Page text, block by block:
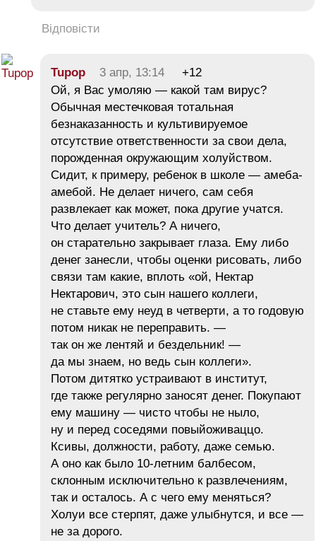
Відповісти
Tupop 3 апр, 13:14
+12
Ой, я Вас умоляю — какой там вирус?
Обычная местечковая тотальная
безнаказанность и культивируемое
отсутствие ответственности за свои дела,
порожденная окружающим холуйством.
Сидит, к примеру, ребенок в школе — амеба-
амебой. Не делает ничего, сам себя
развлекает как может, пока другие учатся.
Что делает учитель? А ничего,
он старательно закрывает глаза. Ему либо
денег занесли, чтобы оценки рисовать, либо
связи там какие, вплоть «ой, Нектар
Нектарович, это сын нашего коллеги,
не ставьте ему неуд в четверти, а то годовую
потом никак не переправить. —
так он же лентяй и бездельник! —
да мы знаем, но ведь сын коллеги».
Потом дитятко устраивают в институт,
где также регулярно заносят денег. Покупают
ему машину — чисто чтобы не ныло,
ну и перед соседями повыйоживаццо.
Ксивы, должности, работу, даже семью.
А оно как было 10-летним балбесом,
склонным исключительно к развлечениям,
так и осталось. А с чего ему меняться?
Холуи все стерпят, даже улыбнутся, и все —
не за дорого.